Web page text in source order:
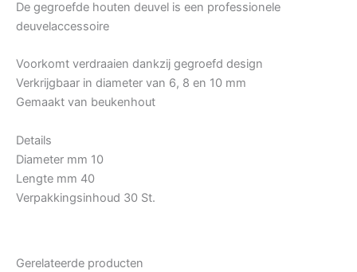
De gegroefde houten deuvel is een professionele
deuvelaccessoire
Voorkomt verdraaien dankzij gegroefd design
Verkrijgbaar in diameter van 6, 8 en 10 mm
Gemaakt van beukenhout
Details
Diameter mm 10
Lengte mm 40
Verpakkingsinhoud 30 St.
Gerelateerde producten